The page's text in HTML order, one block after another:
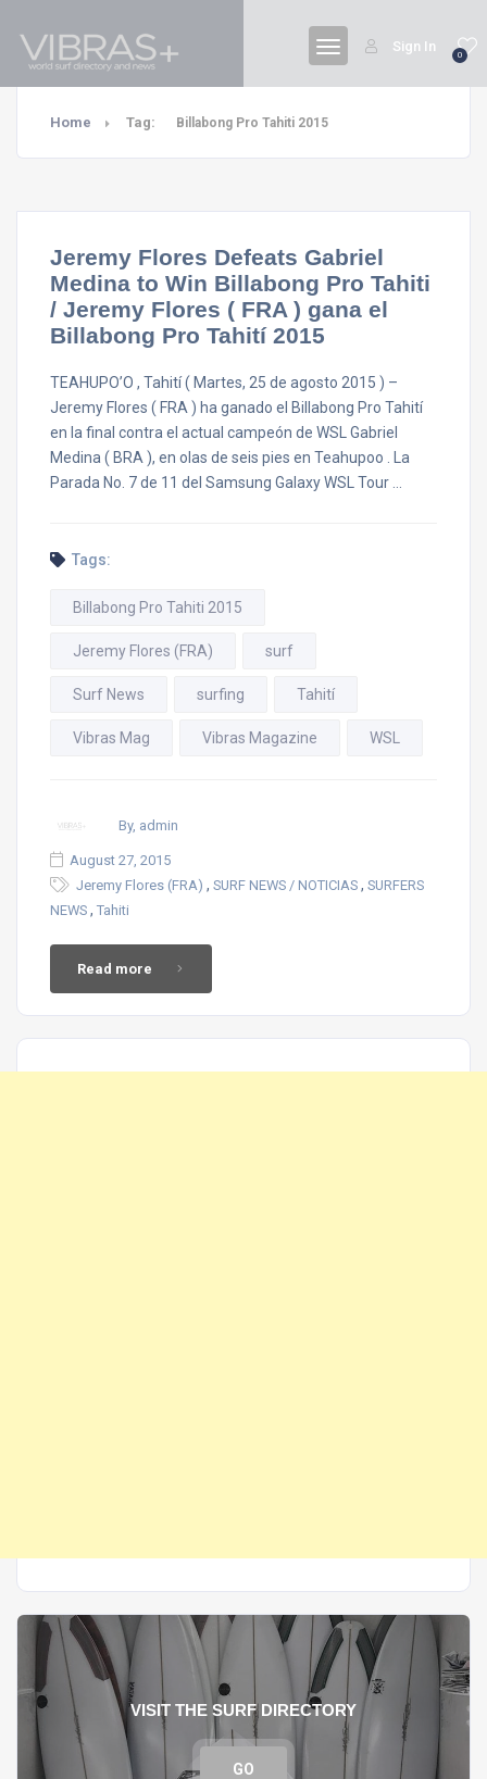
0
Sign In
Home Tag: Billabong Pro Tahiti 2015
Jeremy Flores Defeats Gabriel
Medina to Win Billabong Pro Tahiti
/ Jeremy Flores ( FRA ) gana el
Billabong Pro Tahití 2015
TEAHUPO’O , Tahití ( Martes, 25 de agosto 2015 ) –
Jeremy Flores ( FRA ) ha ganado el Billabong Pro Tahití
en la final contra el actual campeón de WSL Gabriel
Medina ( BRA ), en olas de seis pies en Teahupoo . La
Parada No. 7 de 11 del Samsung Galaxy WSL Tour …
Tags:
Billabong Pro Tahiti 2015
Jeremy Flores (FRA) surf
Surf News surfing Tahití
Vibras Mag Vibras Magazine WSL
By, admin
August 27, 2015
Jeremy Flores (FRA) , SURF NEWS / NOTICIAS , SURFERS
NEWS , Tahiti
Read more
VISIT THE SURF DIRECTORY
GO